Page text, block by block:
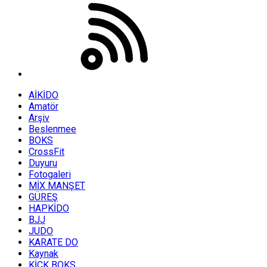
AİKİDO
Amatör
Arşiv
Beslenmee
BOKS
CrossFit
Duyuru
Fotogaleri
MİX MANŞET
GÜREŞ
HAPKİDO
BJJ
JUDO
KARATE DO
Kaynak